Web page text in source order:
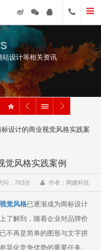
站设计等相关资讯
设计的商业视觉风格实践案
觉风格实践案例
问： 763次 作者：网建科技
觉风格已逐渐成为商标设计
了解到，随着企业对品牌价
不再是简单的图形与文字拼
异化竞争优势的重要任务。